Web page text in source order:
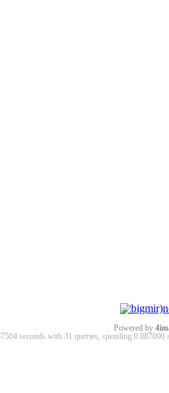
Powered by
seconds with 31 queries, spending